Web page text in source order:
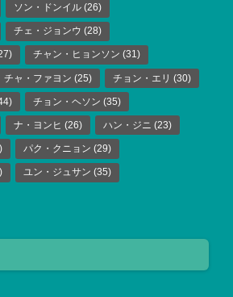
ソン・ドンイル (26)
チェ・ジョンウ (28)
チャン・ヒョンソン (31)
チャ・ファヨン (25) チョン・エリ (30)
チョン・ヘソン (35)
ナ・ヨンヒ (26) ハン・ジニ (23)
パク・クニョン (29)
ユン・ジュサン (35)